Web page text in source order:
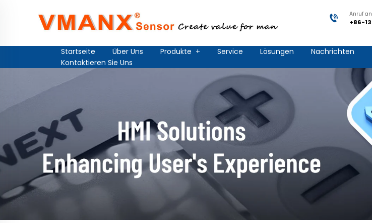
Anruf
+86-
Startseite Über Uns Produkte + Service Lösungen
Nachrichten
Kontaktieren Sie Uns